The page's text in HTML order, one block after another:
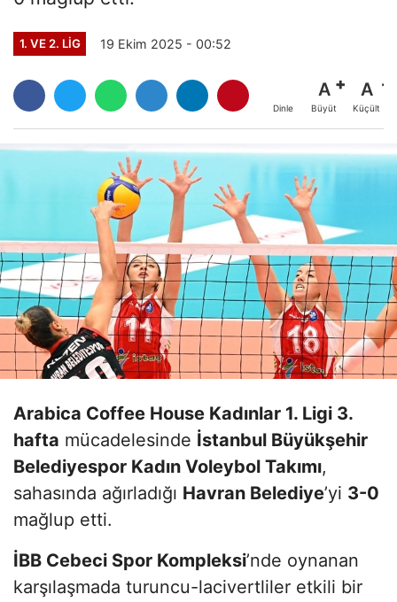
1. VE 2. LIG 19 Ekim 2025 - 00:52
Dinle
A
Büyüt
A
Küçült
Arabica Coffee House Kadınlar 1. Ligi 3.
hafta mücadelesinde İstanbul Büyükşehir
Belediyespor Kadın Voleybol Takımı,
sahasında ağırladığı Havran Belediye’yi 3-0
mağlup etti.
İBB Cebeci Spor Kompleksi’nde oynanan
karşılaşmada turuncu-lacivertliler etkili bir